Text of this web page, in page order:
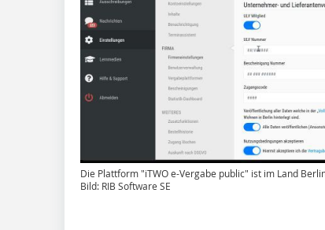
Die Plattform "iTWO e-Vergabe public" ist im Land
Bild: RIB Software SE